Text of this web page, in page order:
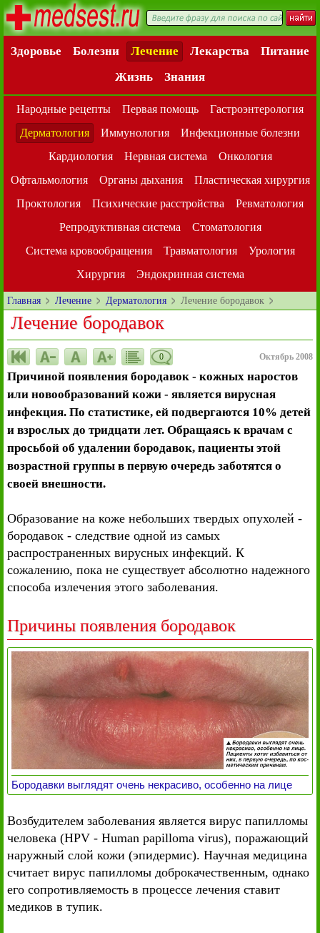
Здоровье Болезни Лечение Лекарства
Питание
Жизнь
Знания
Народные рецепты Первая помощь
Гастроэнтерология
Дерматология
Иммунология
Инфекционные болезни
Кардиология
Нервная система
Онкология
Офтальмология
Органы дыхания
Пластическая хирургия
Проктология
Психические расстройства
Ревматология
Репродуктивная система
Стоматология
Система кровообращения
Травматология
Урология
Хирургия
Эндокринная система
Главная Лечение Дерматология Лечение бородавок
Лечение бородавок
0 Октябрь 2008
Причиной появления бородавок - кожных наростов
или новообразований кожи - является вирусная
инфекция. По статистике, ей подвергаются 10% детей
и взрослых до тридцати лет. Обращаясь к врачам с
просьбой об удалении бородавок, пациенты этой
возрастной группы в первую очередь заботятся о
своей внешности.
Образование на коже небольших твердых опухолей -
бородавок - следствие одной из самых
распространенных вирусных инфекций. К
сожалению, пока не существует абсолютно надежного
способа излечения этого заболевания.
Причины появления бородавок
Бородавки выглядят очень некрасиво, особенно на лице
Возбудителем заболевания является вирус папилломы
человека (HPV - Human papilloma virus), поражающий
наружный слой кожи (эпидермис). Научная медицина
считает вирус папилломы доброкачественным, однако
его сопротивляемость в процессе лечения ставит
медиков в тупик.